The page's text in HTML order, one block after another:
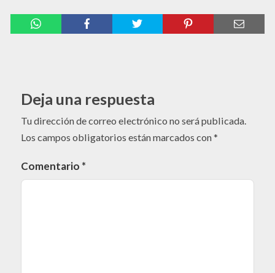
Deja una respuesta
Tu dirección de correo electrónico no será publicada.
Los campos obligatorios están marcados con*
Comentario *